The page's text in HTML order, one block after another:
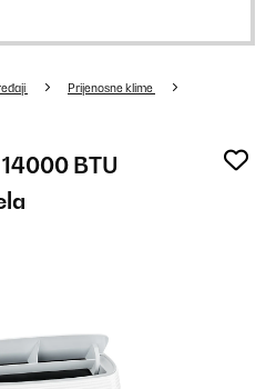
Prijenosne klime
BTU